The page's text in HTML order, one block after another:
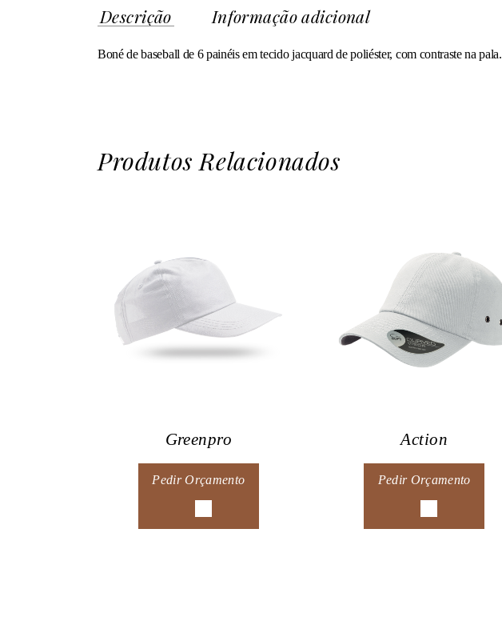
Descrição Informação adicional
Boné de baseball de 6 painéis em tecido jacquard de poliéster, com contraste na pala.
Produtos Relacionados
Greenpro
Pedir Orçamento
Action
Pedir Orçamento